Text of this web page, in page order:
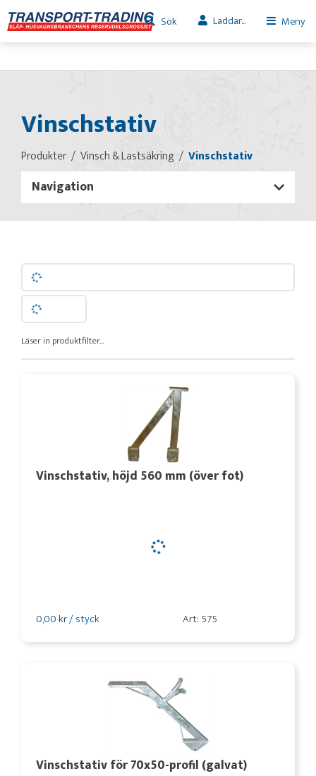
Sök Laddar... Meny
Vinschstativ
Produkter Vinsch & Lastsäkring Vinschstativ
Navigation
Läser in produktfilter...
Vinschstativ, höjd 560 mm (över fot)
0,00 kr / styck Art: 575
Vinschstativ för 70x50-profil (galvat)